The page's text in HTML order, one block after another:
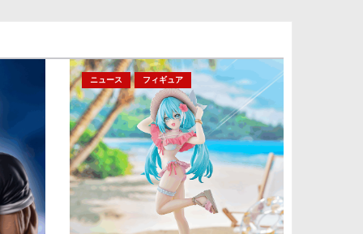
ニュース フィギュア